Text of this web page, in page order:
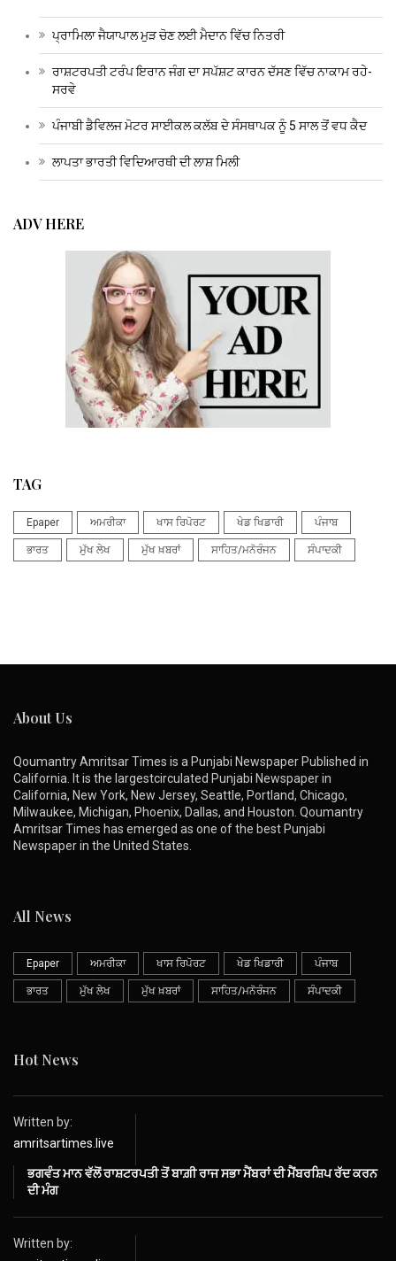
ਪ੍ਰਾਮਿਲਾ ਜੈਯਾਪਾਲ ਮੁੜ ਚੋਣ ਲਈ ਮੈਦਾਨ ਵਿੱਚ ਨਿਤਰੀ
ਰਾਸ਼ਟਰਪਤੀ ਟਰੰਪ ਇਰਾਨ ਜੰਗ ਦਾ ਸਪੱਸ਼ਟ ਕਾਰਨ ਦੱਸਣ ਵਿੱਚ ਨਾਕਾਮ ਰਹੇ-
ਸਰਵੇ
ਪੰਜਾਬੀ ਡੈਵਿਲਜ ਮੋਟਰ ਸਾਈਕਲ ਕਲੱਬ ਦੇ ਸੰਸਥਾਪਕ ਨੂੰ 5 ਸਾਲ ਤੋਂ ਵਧ ਕੈਦ
ਲਾਪਤਾ ਭਾਰਤੀ ਵਿਦਿਆਰਥੀ ਦੀ ਲਾਸ਼ ਮਿਲੀ
ADV HERE
TAG
Epaper ਅਮਰੀਕਾ ਖਾਸ ਰਿਪੋਰਟ ਖੇਡ ਖਿਡਾਰੀ ਪੰਜਾਬ
ਭਾਰਤ ਮੁੱਖ ਲੇਖ ਮੁੱਖ ਖ਼ਬਰਾਂ ਸਾਹਿਤ/ਮਨੋਰੰਜਨ ਸੰਪਾਦਕੀ
About Us
Qoumantry Amritsar Times is a Punjabi Newspaper Published in
California. It is the largestcirculated Punjabi Newspaper in
California, New York, New Jersey, Seattle, Portland, Chicago,
Milwaukee, Michigan, Phoenix, Dallas, and Houston. Qoumantry
Amritsar Times has emerged as one of the best Punjabi
Newspaper in the United States.
All News
Epaper ਅਮਰੀਕਾ ਖਾਸ ਰਿਪੋਰਟ ਖੇਡ ਖਿਡਾਰੀ ਪੰਜਾਬ
ਭਾਰਤ ਮੁੱਖ ਲੇਖ ਮੁੱਖ ਖ਼ਬਰਾਂ ਸਾਹਿਤ/ਮਨੋਰੰਜਨ ਸੰਪਾਦਕੀ
Hot News
Written by:
amritsartimes.live
ਭਗਵੰਤ ਮਾਨ ਵੱਲੋਂ ਰਾਸ਼ਟਰਪਤੀ ਤੋਂ ਬਾਗ਼ੀ ਰਾਜ ਸਭਾ ਮੈਂਬਰਾਂ ਦੀ ਮੈਂਬਰਸ਼ਿਪ ਰੱਦ ਕਰਨ
ਦੀ ਮੰਗ
Written by: